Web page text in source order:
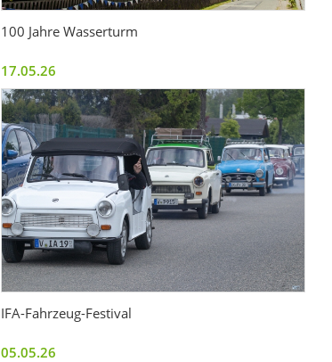
100 Jahre Wasserturm
17.05.26
IFA-Fahrzeug-Festival
05.05.26